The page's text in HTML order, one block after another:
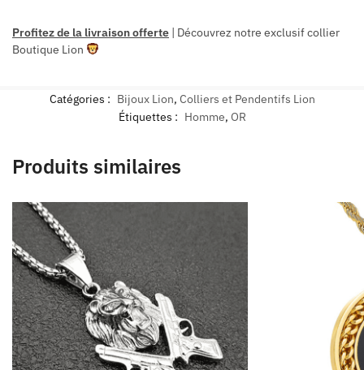
Profitez de la livraison offerte | Découvrez notre exclusif collier
Boutique Lion
Catégories : Bijoux Lion, Colliers et Pendentifs Lion
Étiquettes : Homme, OR
Produits similaires